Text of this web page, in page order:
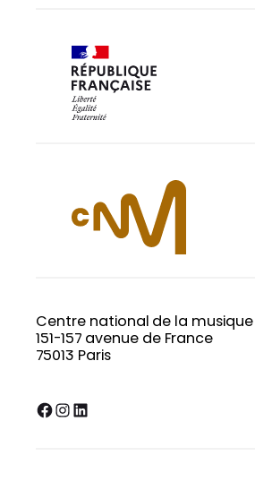
Centre national de la musique
151-157 avenue de France
75013 Paris
Facebook InstagramLinkedIn